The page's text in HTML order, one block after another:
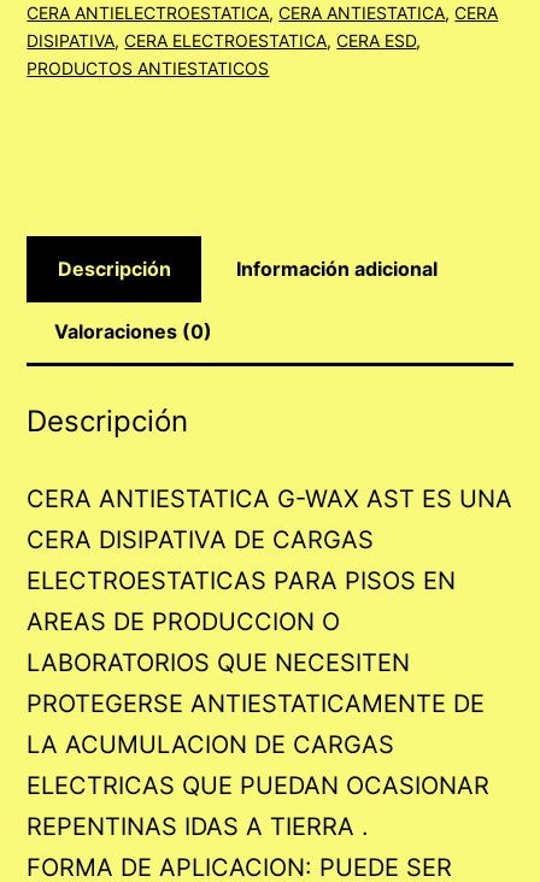
CERA ANTIELECTROESTATICA,CERA ANTIESTATICA,CERA
DISIPATIVA,CERA ELECTROESTATICA,CERA ESD,
PRODUCTOS ANTIESTATICOS
Descripción Información adicional
Valoraciones (0)
Descripción
CERA ANTIESTATICA G-WAX AST ES UNA
CERA DISIPATIVA DE CARGAS
ELECTROESTATICAS PARA PISOS EN
AREAS DE PRODUCCION O
LABORATORIOS QUE NECESITEN
PROTEGERSE ANTIESTATICAMENTE DE
LA ACUMULACION DE CARGAS
ELECTRICAS QUE PUEDAN OCASIONAR
REPENTINAS IDAS A TIERRA .
FORMA DE APLICACION: PUEDE SER